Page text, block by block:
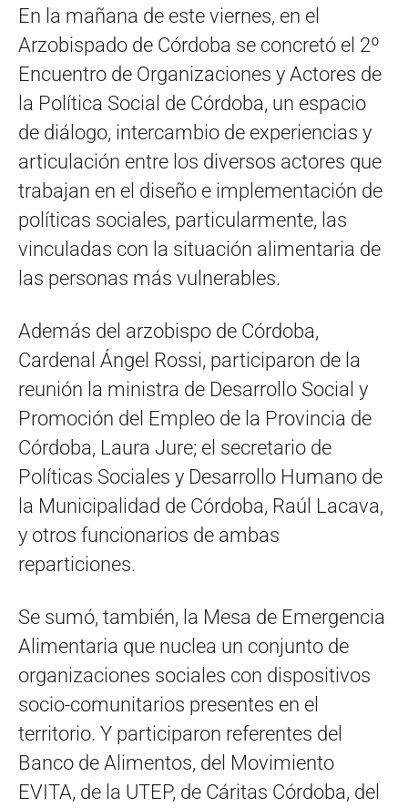
En la mañana de este viernes, en el
Arzobispado de Córdoba se concretó el 2º
Encuentro de Organizaciones y Actores de
la Política Social de Córdoba, un espacio
de diálogo, intercambio de experiencias y
articulación entre los diversos actores que
trabajan en el diseño e implementación de
políticas sociales, particularmente, las
vinculadas con la situación alimentaria de
las personas más vulnerables.
Además del arzobispo de Córdoba,
Cardenal Ángel Rossi, participaron de la
reunión la ministra de Desarrollo Social y
Promoción del Empleo de la Provincia de
Córdoba, Laura Jure; el secretario de
Políticas Sociales y Desarrollo Humano de
la Municipalidad de Córdoba, Raúl Lacava,
y otros funcionarios de ambas
reparticiones.
Se sumó, también, la Mesa de Emergencia
Alimentaria que nuclea un conjunto de
organizaciones sociales con dispositivos
socio-comunitarios presentes en el
territorio. Y participaron referentes del
Banco de Alimentos, del Movimiento
EVITA, de la UTEP, de Cáritas Córdoba, del